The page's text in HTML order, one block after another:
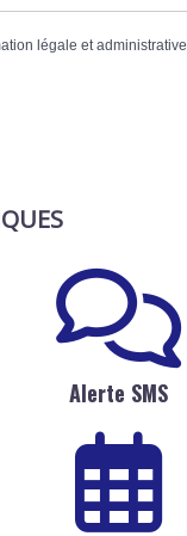
légale et administrative
Alerte SMS